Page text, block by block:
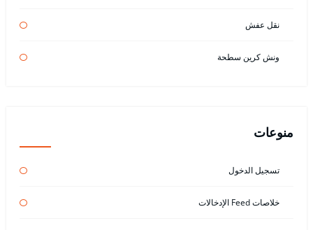
نقل عفش
ونش كرين سطحة
منوعات
تسجيل الدخول
خلاصات Feed الإدخالات